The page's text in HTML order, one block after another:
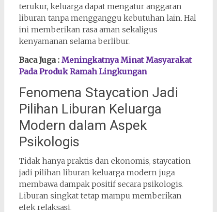
terukur, keluarga dapat mengatur anggaran
liburan tanpa mengganggu kebutuhan lain. Hal
ini memberikan rasa aman sekaligus
kenyamanan selama berlibur.
Baca Juga : Meningkatnya Minat Masyarakat
Pada Produk Ramah Lingkungan
Fenomena Staycation Jadi
Pilihan Liburan Keluarga
Modern dalam Aspek
Psikologis
Tidak hanya praktis dan ekonomis, staycation
jadi pilihan liburan keluarga modern juga
membawa dampak positif secara psikologis.
Liburan singkat tetap mampu memberikan
efek relaksasi.